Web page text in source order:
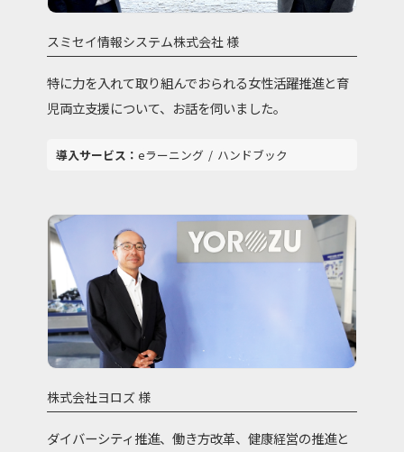
スミセイ情報システム株式会社 様
特に力を入れて取り組んでおられる女性活躍推進と育
児両立支援について、お話を伺いました。
eラーニング ハンドブック
株式会社ヨロズ 様
ダイバーシティ推進、働き方改革、健康経営の推進と